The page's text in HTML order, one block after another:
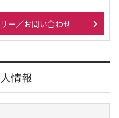
ー／お問い合わせ
情報